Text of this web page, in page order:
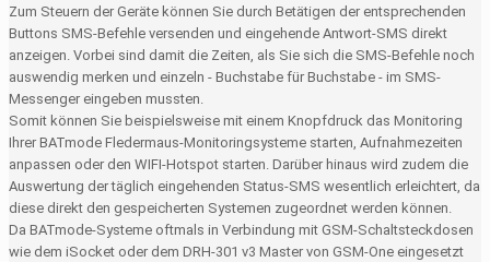
Zum Steuern der Geräte können Sie durch Betätigen der entsprechenden
Buttons SMS-Befehle versenden und eingehende Antwort-SMS direkt
anzeigen. Vorbei sind damit die Zeiten, als Sie sich die SMS-Befehle noch
auswendig merken und einzeln - Buchstabe für Buchstabe - im SMS-
Messenger eingeben mussten.
Somit können Sie beispielsweise mit einem Knopfdruck das Monitoring
Ihrer BATmode Fledermaus-Monitoringsysteme starten, Aufnahmezeiten
anpassen oder den WIFI-Hotspot starten. Darüber hinaus wird zudem die
Auswertung der täglich eingehenden Status-SMS wesentlich erleichtert, da
diese direkt den gespeicherten Systemen zugeordnet werden können.
Da BATmode-Systeme oftmals in Verbindung mit GSM-Schaltsteckdosen
wie dem iSocket oder dem DRH-301 v3 Master von GSM-One eingesetzt